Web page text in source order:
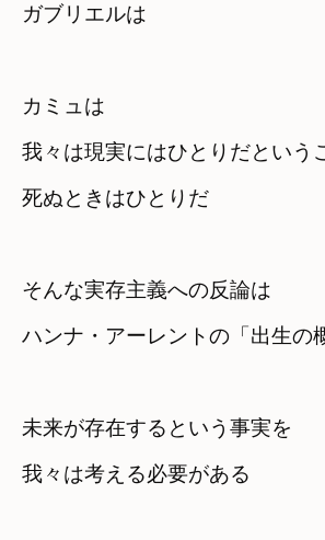
ガブリエルは
カミュは
我々は現実にはひとりだという
死ぬときはひとりだ
そんな実存主義への反論は
ハンナ・アーレントの「出生の
未来が存在するという事実を
我々は考える必要がある